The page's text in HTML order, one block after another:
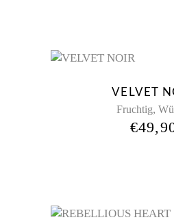
VELVET
Fruchtig,
€